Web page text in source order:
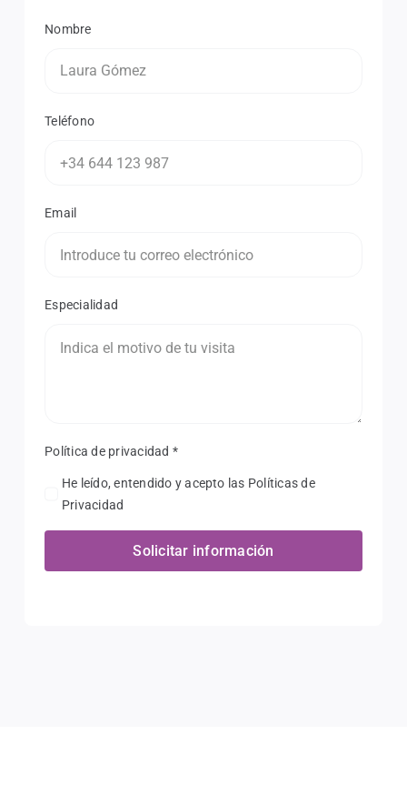
Nombre
Teléfono
Email
Especialidad
Política de privacidad *
He leído, entendido y acepto las Políticas de
Privacidad
Solicitar información